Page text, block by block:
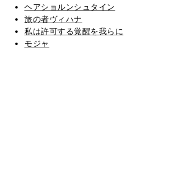
ヘアショルンシュタイン
旅の者ヴィハナ
私は許可する覚醒を我らに
モジャ